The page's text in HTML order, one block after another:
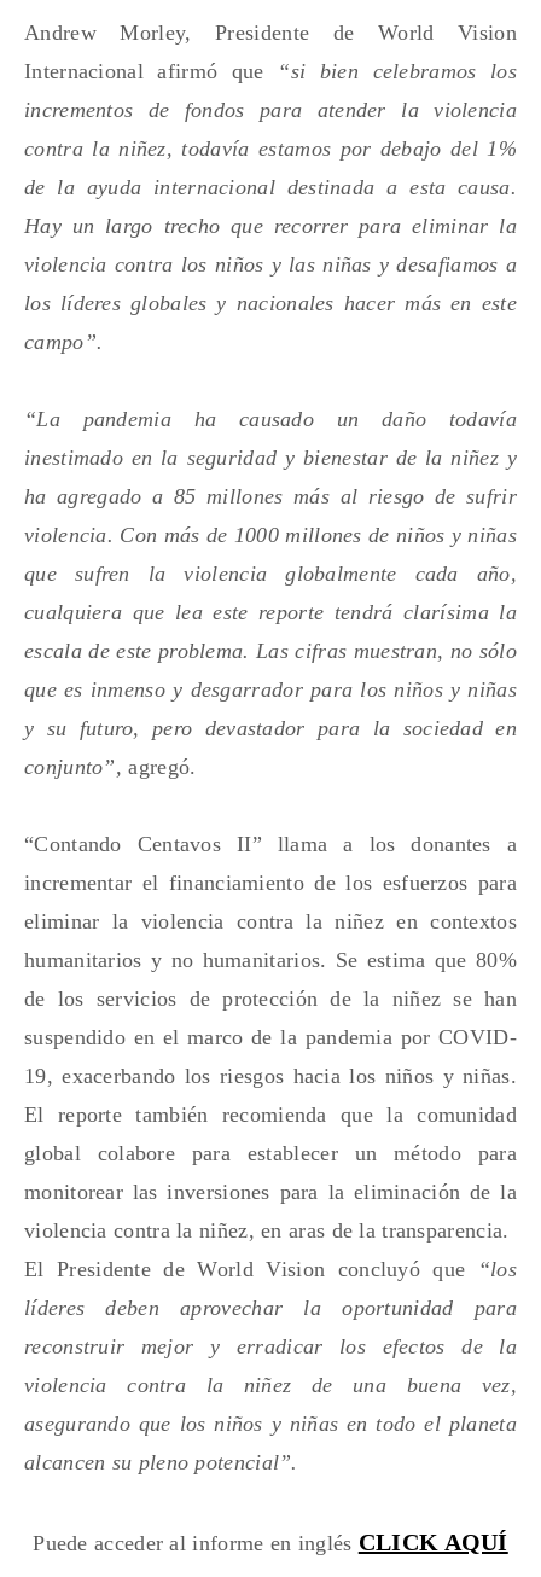
Andrew Morley, Presidente de World Vision
Internacional afirmó que “si bien celebramos los
incrementos de fondos para atender la violencia
contra la niñez, todavía estamos por debajo del 1%
de la ayuda internacional destinada a esta causa.
Hay un largo trecho que recorrer para eliminar la
violencia contra los niños y las niñas y desafiamos a
los líderes globales y nacionales hacer más en este
campo”.
“La pandemia ha causado un daño todavía
inestimado en la seguridad y bienestar de la niñez y
ha agregado a 85 millones más al riesgo de sufrir
violencia. Con más de 1000 millones de niños y niñas
que sufren la violencia globalmente cada año,
cualquiera que lea este reporte tendrá clarísima la
escala de este problema. Las cifras muestran, no sólo
que es inmenso y desgarrador para los niños y niñas
y su futuro, pero devastador para la sociedad en
conjunto”,agregó.
“Contando Centavos II” llama a los donantes a
incrementar el financiamiento de los esfuerzos para
eliminar la violencia contra la niñez en contextos
humanitarios y no humanitarios. Se estima que 80%
de los servicios de protección de la niñez se han
suspendido en el marco de la pandemia por COVID-
19, exacerbando los riesgos hacia los niños y niñas.
El reporte también recomienda que la comunidad
global colabore para establecer un método para
monitorear las inversiones para la eliminación de la
violencia contra la niñez, en aras de la transparencia.
El Presidente de World Vision concluyó que
“los
líderes deben aprovechar la oportunidad para
reconstruir mejor y erradicar los efectos de la
violencia contra la niñez de una buena vez,
asegurando que los niños y niñas en todo el planeta
alcancen su pleno potencial”.
Puede acceder al informe en inglés CLICK AQUÍ